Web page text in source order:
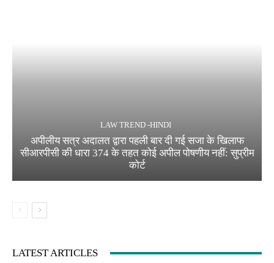
LAW TREND -HINDI
अपीलीय सत्र अदालत द्वारा पहली बार दी गई सजा के खिलाफ
सीआरपीसी की धारा 374 के तहत कोई अपील पोषणीय नहीं: सुप्रीम
कोर्ट
LATEST ARTICLES